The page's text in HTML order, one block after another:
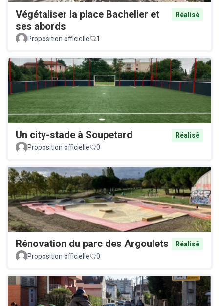
Végétaliser la place Bachelier et
ses abords
Réalisé
Proposition officielle 1
Un city-stade à Soupetard
Réalisé
Proposition officielle
0
Rénovation du parc des Argoulets
Réalisé
Proposition officielle
0